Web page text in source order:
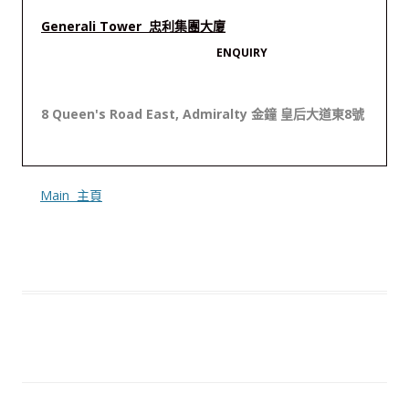
Generali Tower 忠利集團大廈
ENQUIRY
8 Queen's Road East, Admiralty 金鐘 皇后大道東8號
Main 主頁